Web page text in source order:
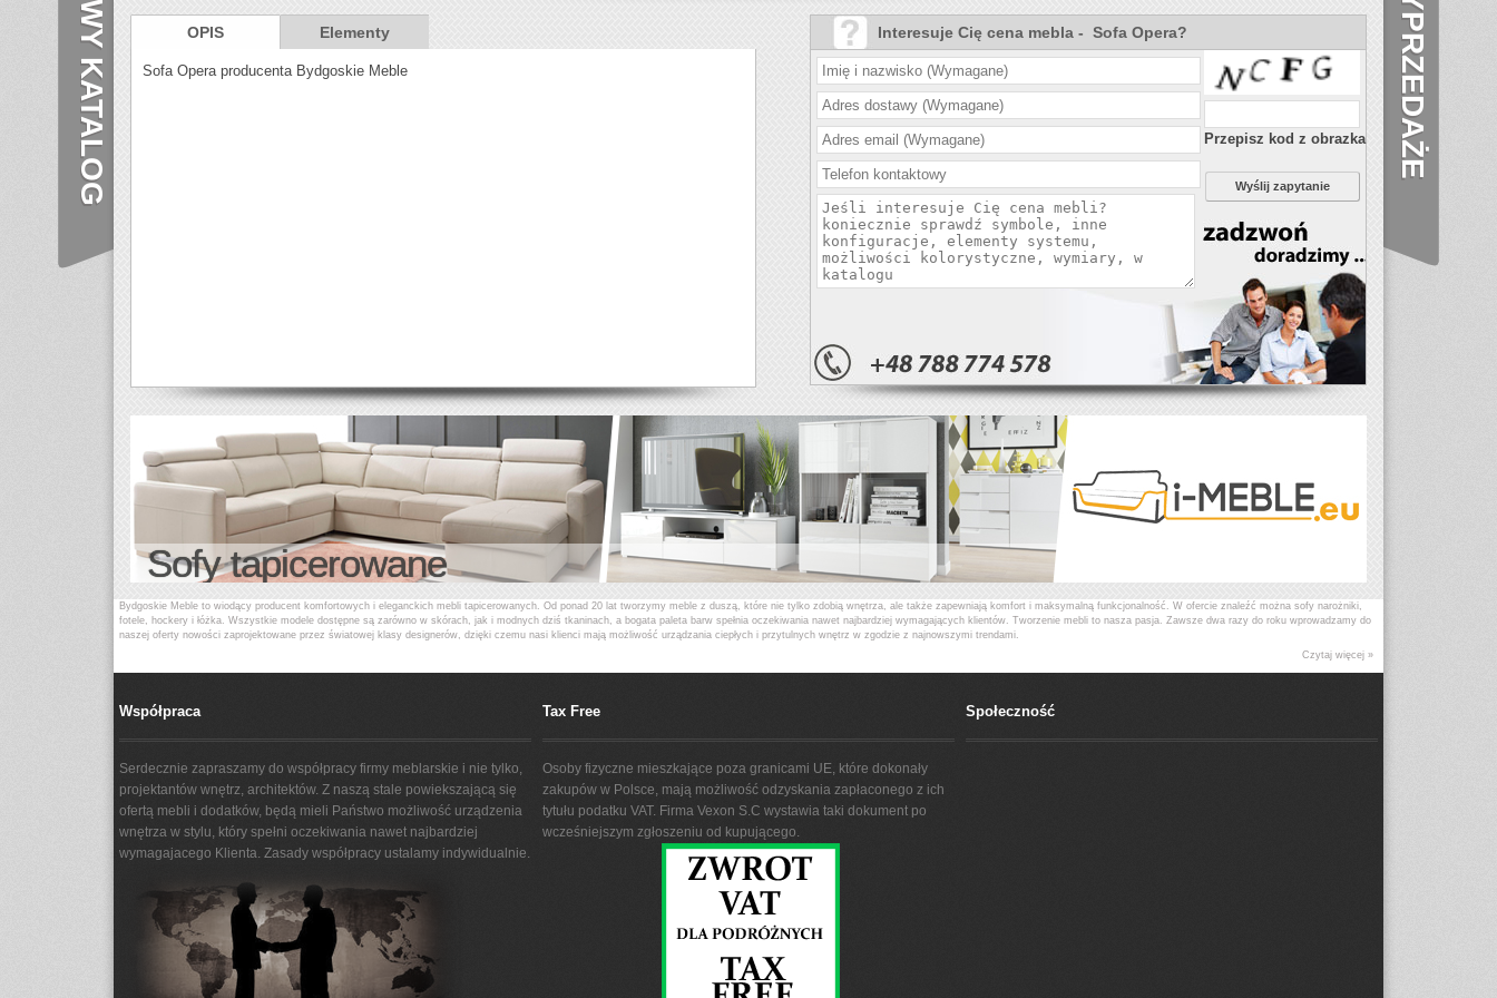
NOWY KATALOG WYPRZEDAŻE
OPIS Elementy
Sofa Opera producenta Bydgoskie Meble
Interesuje Cię cena mebla - Sofa Opera?
Przepisz kod z obrazka
Wyślij zapytanie
Sofy tapicerowane
Bydgoskie Meble to wiodący producent komfortowych i eleganckich mebli tapicerowanych. Od ponad 20 lat tworzymy meble z duszą, które nie tylko zdobią wnętrza, ale także zapewniają komfort i maksymalną funkcjonalność. W ofercie znaleźć można sofy narożniki,
fotele, hockery i łóżka. Wszystkie modele dostępne są zarówno w skórach, jak i modnych dziś tkaninach, a bogata paleta barw spełnia oczekiwania nawet najbardziej wymagających klientów. Tworzenie mebli to nasza pasja. Zawsze dwa razy do roku wprowadzamy do
naszej oferty nowości zaprojektowane przez światowej klasy designerów, dzięki czemu nasi klienci mają możliwość urządzania ciepłych i przytulnych wnętrz w zgodzie z najnowszymi trendami.
Produkty z logo Bydgoskie Meble zostały wyróżnione prestiżowymi nagrodami i tytułami m.in. Diament Meblarstwa oraz Produkt Roku. Jesteśmy także laureatem międzynarodowej nagrody „DIAMOND AWARD”. Bydgoskie Meble należy do międzynarodowej Grupy IMS,
Czytaj więcej »
Współpraca
Serdecznie zapraszamy do współpracy firmy meblarskie i nie tylko,
projektantów wnętrz, architektów. Z naszą stale powiekszającą się
ofertą mebli i dodatków, będą mieli Państwo możliwość urządzenia
wnętrza w stylu, który spełni oczekiwania nawet najbardziej
wymagajacego Klienta. Zasady współpracy ustalamy indywidualnie.
Tax Free
Osoby fizyczne mieszkające poza granicami UE, które dokonały
zakupów w Polsce, mają możliwość odzyskania zapłaconego z ich
tytułu podatku VAT. Firma Vexon S.C wystawia taki dokument po
wcześniejszym zgłoszeniu od kupującego.
Społeczność